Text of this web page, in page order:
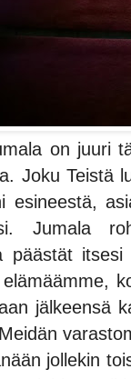
on juuri
Joku Teistä
esineestä,
Jumala
päästät
jälkeensä
jollekin